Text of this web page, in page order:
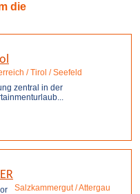
die
/ Tirol / Seefeld
zentral in der
Salzkammergut / Attergau